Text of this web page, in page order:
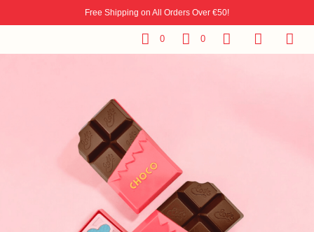
Free Shipping on All Orders Over €50!
0 0